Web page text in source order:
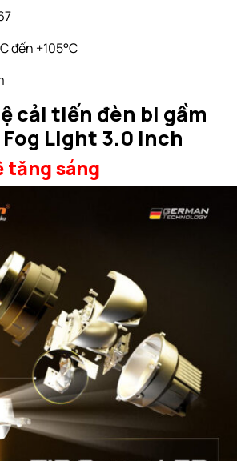
đến +105°C
cải tiến đèn bi gầm
Fog Light 3.0 Inch
tăng sáng